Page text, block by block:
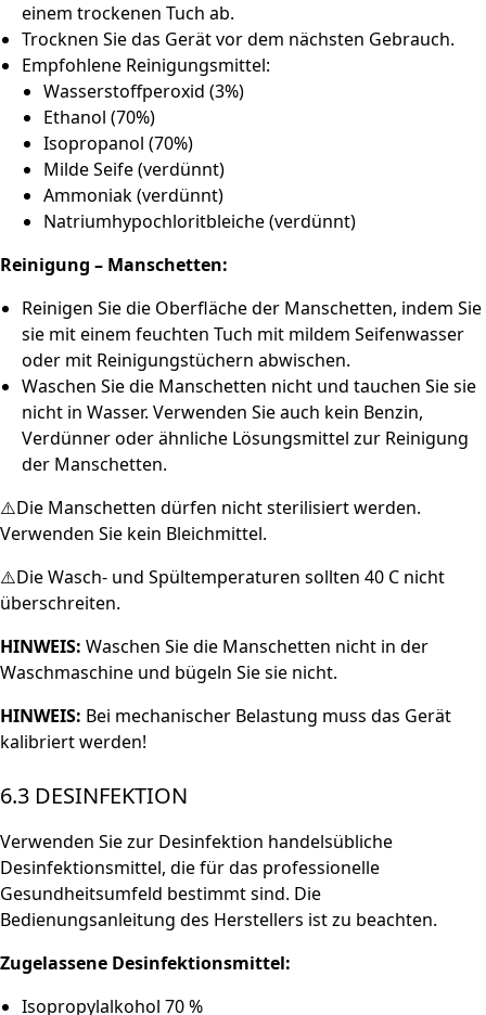
einem trockenen Tuch ab.
Trocknen Sie das Gerät vor dem nächsten Gebrauch.
Empfohlene Reinigungsmittel:
Wasserstoffperoxid (3%)
Ethanol (70%)
Isopropanol (70%)
Milde Seife (verdünnt)
Ammoniak (verdünnt)
Natriumhypochloritbleiche (verdünnt)
Reinigung – Manschetten:
Reinigen Sie die Oberfläche der Manschetten, indem Sie
sie mit einem feuchten Tuch mit mildem Seifenwasser
oder mit Reinigungstüchern abwischen.
Waschen Sie die Manschetten nicht und tauchen Sie sie
nicht in Wasser. Verwenden Sie auch kein Benzin,
Verdünner oder ähnliche Lösungsmittel zur Reinigung
der Manschetten.
⚠️Die Manschetten dürfen nicht sterilisiert werden.
Verwenden Sie kein Bleichmittel.
⚠️Die Wasch- und Spültemperaturen sollten 40 C nicht
überschreiten.
HINWEIS: Waschen Sie die Manschetten nicht in der
Waschmaschine und bügeln Sie sie nicht.
HINWEIS: Bei mechanischer Belastung muss das Gerät
kalibriert werden!
6.3 DESINFEKTION
Verwenden Sie zur Desinfektion handelsübliche
Desinfektionsmittel, die für das professionelle
Gesundheitsumfeld bestimmt sind. Die
Bedienungsanleitung des Herstellers ist zu beachten.
Zugelassene Desinfektionsmittel:
Isopropylalkohol 70 %